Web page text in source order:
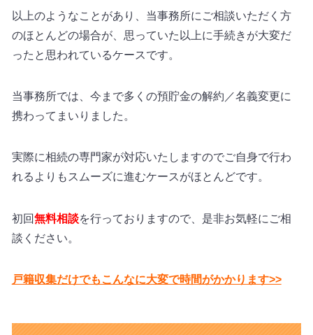
以上のようなことがあり、当事務所にご相談いただく方
のほとんどの場合が、思っていた以上に手続きが大変だ
ったと思われているケースです。
当事務所では、今まで多くの預貯金の解約／名義変更に
携わってまいりました。
実際に相続の専門家が対応いたしますのでご自身で行わ
れるよりもスムーズに進むケースがほとんどです。
初回無料相談を行っておりますので、是非お気軽にご相
談ください。
戸籍収集だけでもこんなに大変で時間がかかります>>